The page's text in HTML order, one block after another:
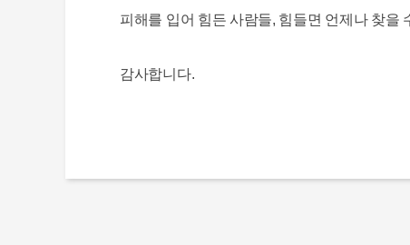
피해를 입어 힘든 사람들, 힘들면 언제나 찾을
감사합니다.